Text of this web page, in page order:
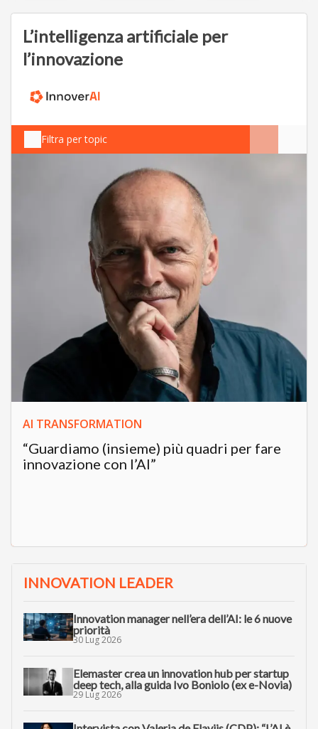
L’intelligenza artificiale per
l’innovazione
Filtra per topic
AI TRANSFORMATION
“Guardiamo (insieme) più quadri per fare
innovazione con l’AI”
INNOVATION LEADER
Innovation manager nell’era dell’AI: le 6 nuove
priorità
30 Lug 2026
Elemaster crea un innovation hub per startup
deep tech, alla guida Ivo Boniolo (ex e-Novia)
29 Lug 2026